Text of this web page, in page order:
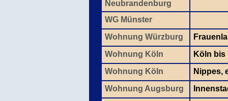
Neubrandenburg
WG Münster
Wohnung Würzburg
Wohnung Köln
Köln
Wohnung Köln
Nippes,
Wohnung Augsburg